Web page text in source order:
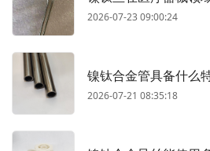
2026-07-23 09:00:24
镍钛合金管具备什么
2026-07-21 08:35:18